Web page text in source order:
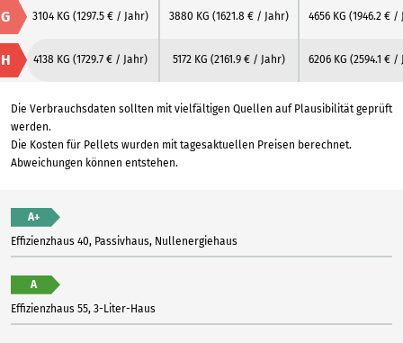
G 3104 KG (1297.5 € / Jahr) 3880 KG (1621.8 € / Jahr) 4656 KG (1946.2 € /
H 4138 KG (1729.7 € / Jahr) 5172 KG (2161.9 € / Jahr) 6206 KG (2594.1 € /
Die Verbrauchsdaten sollten mit vielfältigen Quellen auf Plausibilität geprüft
werden.
Die Kosten für Pellets wurden mit tagesaktuellen Preisen berechnet.
Abweichungen können entstehen.
A+
Effizienzhaus 40, Passivhaus, Nullenergiehaus
A
Effizienzhaus 55, 3-Liter-Haus